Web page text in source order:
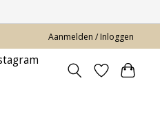
Aanmelden / Inloggen